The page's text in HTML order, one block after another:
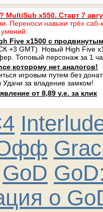
MultiSub x550. Старт 7
Переноси навыки трёх саб-
Five x1500 с
+3 GMT). Новый High Five
Топовый персонаж за 1
которому нет аналогов!
игровым путем без
за владение замком!
от 8,89 у.е. за клик
GoD
о